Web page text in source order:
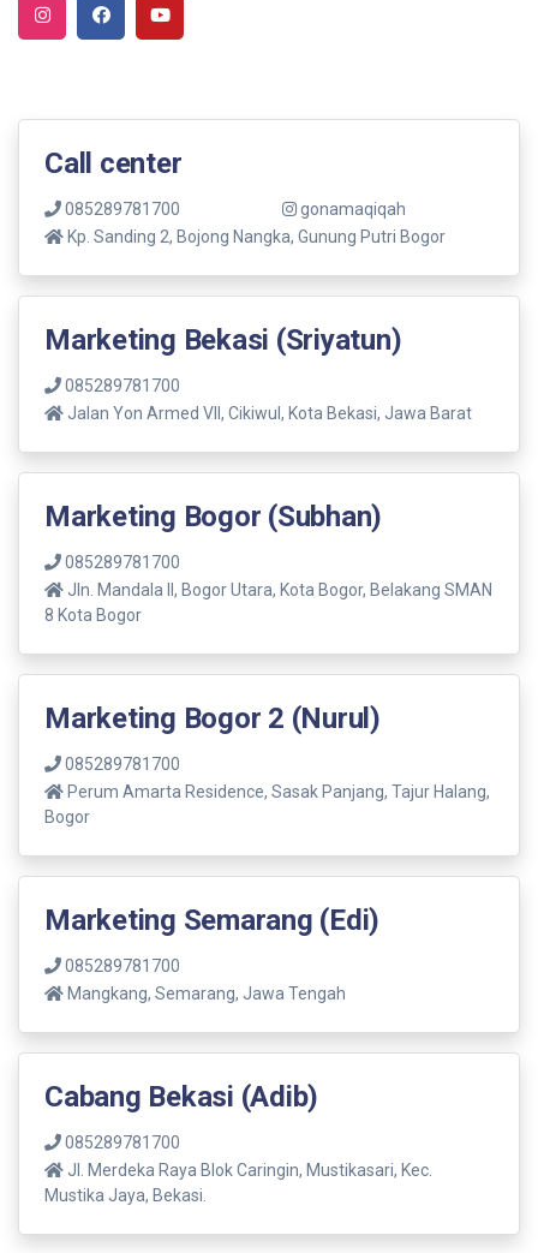
Call center
085289781700
gonamaqiqah
Kp. Sanding 2, Bojong Nangka, Gunung Putri Bogor
Marketing Bekasi (Sriyatun)
085289781700
Jalan Yon Armed VII, Cikiwul, Kota Bekasi, Jawa Barat
Marketing Bogor (Subhan)
085289781700
Jln. Mandala ll, Bogor Utara, Kota Bogor, Belakang SMAN
8 Kota Bogor
Marketing Bogor 2 (Nurul)
085289781700
Perum Amarta Residence, Sasak Panjang, Tajur Halang,
Bogor
Marketing Semarang (Edi)
085289781700
Mangkang, Semarang, Jawa Tengah
Cabang Bekasi (Adib)
085289781700
Jl. Merdeka Raya Blok Caringin, Mustikasari, Kec.
Mustika Jaya, Bekasi.